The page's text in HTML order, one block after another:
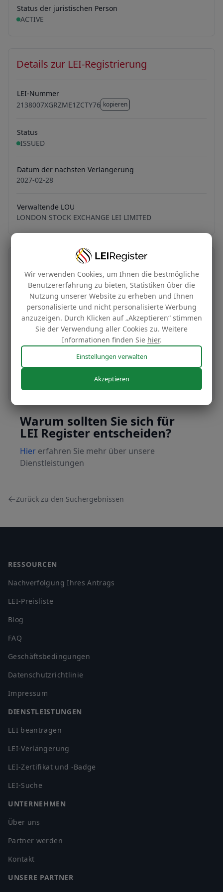
Status der juristischen Person
ACTIVE
Details zur LEI-Registrierung
LEI-Nummer
2138007XGRZME1ZCTY76 kopieren
2138007XGRZME1ZCTY76
Status
ISSUED
Datum der nächsten Verlängerung
2027-02-28
Verwaltende LOU
LONDON STOCK EXCHANGE LEI LIMITED
Übertragung Ihrer LEI-Nummer
Kostenlos
Übertragen Sie Ihre LEI-Nummer in unser
Verwaltungssystem, um sie zu unseren
günstigen Tarifen zu verlängern.
Noch heute beantragen
Warum sollten Sie sich für
LEI Register entscheiden?
Hier erfahren Sie mehr über unsere
Dienstleistungen
Zurück zu den Suchergebnissen
RESSOURCEN
Nachverfolgung Ihres Antrags
LEI-Preisliste
Blog
FAQ
Geschäftsbedingungen
Datenschutzrichtlinie
Impressum
DIENSTLEISTUNGEN
LEI beantragen
LEI-Verlängerung
LEI-Zertifikat und -Badge
LEI-Suche
UNTERNEHMEN
Über uns
Partner werden
Kontakt
UNSERE PARTNER
Wir verwenden Cookies, um Ihnen die bestmögliche
Benutzererfahrung zu bieten, Statistiken über die
Nutzung unserer Website zu erheben und Ihnen
personalisierte und nicht personalisierte Werbung
anzuzeigen. Durch Klicken auf „Akzeptieren“ stimmen
Sie der Verwendung aller Cookies zu. Weitere
Informationen finden Sie hier.
Einstellungen verwalten
Akzeptieren